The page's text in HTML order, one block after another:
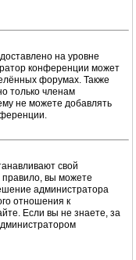
на уровне
конференции может
форумах. Также
только членам
не можете добавлять
свой
вы можете
администратора
отношения к
Если вы не знаете, за